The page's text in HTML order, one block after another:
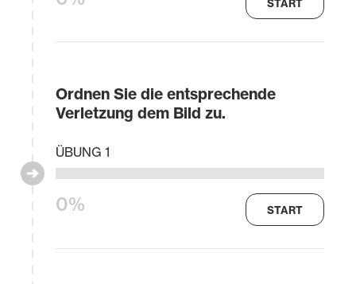
START
Ordnen Sie die entsprechende
Verletzung dem Bild zu.
0%
ÜBUNG 1
START